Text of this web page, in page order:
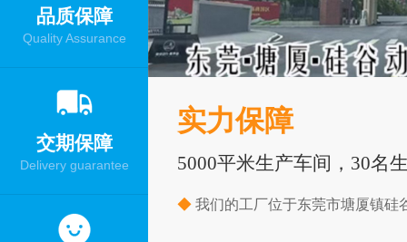
品质保障
Quality Assurance
交期保障
Delivery guarantee
实力保障
5000平米生产车间，30名
◆ 我们的工厂位于东莞市塘厦镇硅